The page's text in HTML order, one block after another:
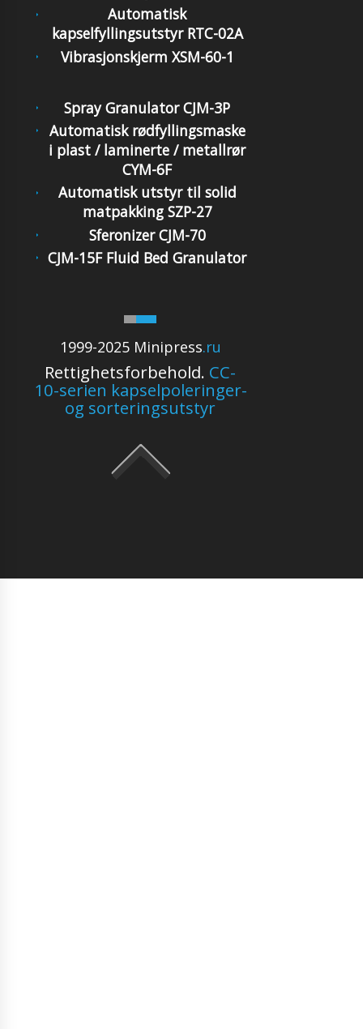
Automatisk
kapselfyllingsutstyr RTC-02A
Vibrasjonskjerm XSM-60-1
1999-2025 Minipress.ru
Rettighetsforbehold. CC-
10-serien kapselpoleringer-
og sorteringsutstyr
Spray Granulator CJM-3P
Automatisk rødfyllingsmaske
i plast / laminerte / metallrør
CYM-6F
Automatisk utstyr til solid
matpakking SZP-27
Sferonizer CJM-70
CJM-15F Fluid Bed Granulator